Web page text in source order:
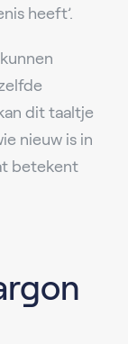
heeft’.
dit taaltje
nieuw is in
betekent